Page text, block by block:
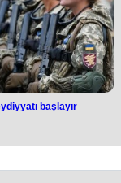
başlayır